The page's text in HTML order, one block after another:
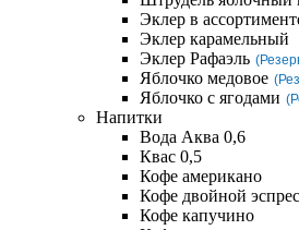
Эклер в
Эклер карамельный
Эклер Рафаэль
Яблочко медовое
Яблочко с ягодами
Напитки
Вода Аква 0,6
Квас 0,5
Кофе американо
Кофе двойной
Кофе капучино